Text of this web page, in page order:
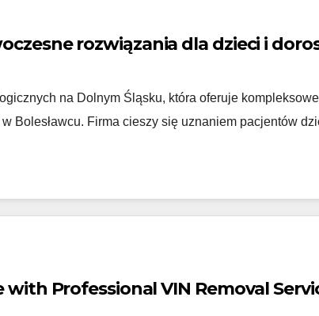
rozwiązania dla dzieci i
na Dolnym Śląsku, która oferuje kompleksowe
Bolesławcu. Firma cieszy się uznaniem pacjentów
Professional VIN Removal